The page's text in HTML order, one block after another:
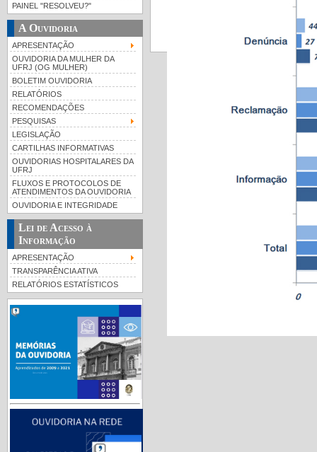
PAINEL "RESOLVEU?"
A Ouvidoria
APRESENTAÇÃO
OUVIDORIA DA MULHER DA
UFRJ (OG MULHER)
BOLETIM OUVIDORIA
RELATÓRIOS
RECOMENDAÇÕES
PESQUISAS
LEGISLAÇÃO
CARTILHAS INFORMATIVAS
OUVIDORIAS HOSPITALARES DA
UFRJ
FLUXOS E PROTOCOLOS DE
ATENDIMENTOS DA OUVIDORIA
OUVIDORIA E INTEGRIDADE
Lei de Acesso à
Informação
APRESENTAÇÃO
TRANSPARÊNCIA ATIVA
RELATÓRIOS ESTATÍSTICOS